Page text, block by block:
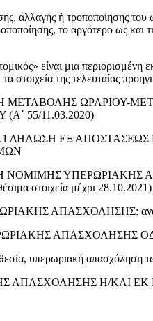
αλλαγής ή τροποποίησης
το αργότερο ως
είναι μια
στοιχεία της τελευταίας
ΩΡΑΡΙΟΥ-
55/11.03.2020)
ΔΗΛΩΣΗ ΕΞ
ΥΠΕΡΩΡΙΑΚΗΣ
στοιχεία μέχρι 28.10.2021)
ΑΠΑΣΧΟΛΗΣΗΣ:
ΑΠΑΣΧΟΛΗΣΗΣ
υπερωριακή
Η/ΚΑΙ ΕΚ